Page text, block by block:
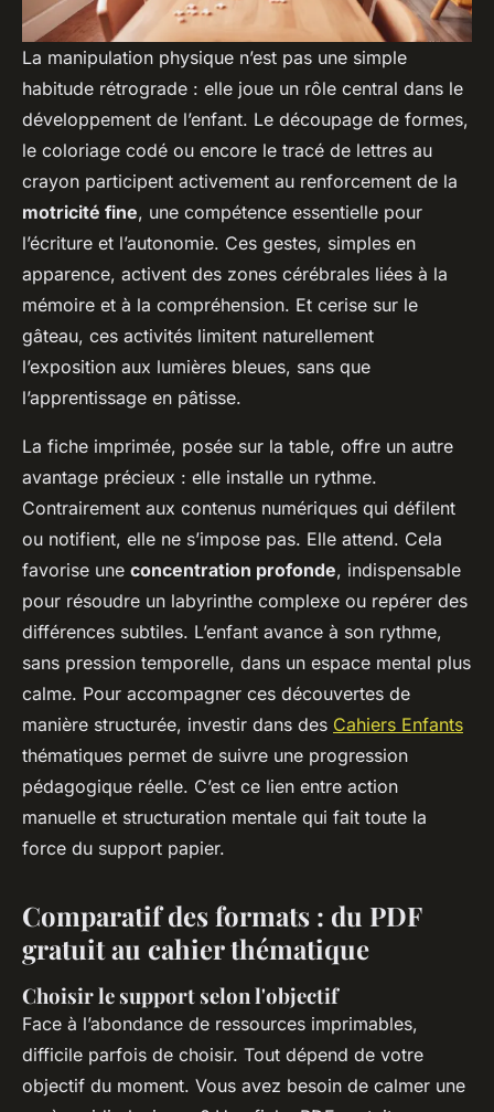
La manipulation physique n’est pas une simple
habitude rétrograde : elle joue un rôle central dans le
développement de l’enfant. Le découpage de formes,
le coloriage codé ou encore le tracé de lettres au
crayon participent activement au renforcement de la
motricité fine, une compétence essentielle pour
l’écriture et l’autonomie. Ces gestes, simples en
apparence, activent des zones cérébrales liées à la
mémoire et à la compréhension. Et cerise sur le
gâteau, ces activités limitent naturellement
l’exposition aux lumières bleues, sans que
l’apprentissage en pâtisse.
La fiche imprimée, posée sur la table, offre un autre
avantage précieux : elle installe un rythme.
Contrairement aux contenus numériques qui défilent
ou notifient, elle ne s’impose pas. Elle attend. Cela
favorise une concentration profonde, indispensable
pour résoudre un labyrinthe complexe ou repérer des
différences subtiles. L’enfant avance à son rythme,
sans pression temporelle, dans un espace mental plus
calme. Pour accompagner ces découvertes de
manière structurée, investir dans des Cahiers Enfants
thématiques permet de suivre une progression
pédagogique réelle. C’est ce lien entre action
manuelle et structuration mentale qui fait toute la
force du support papier.
Comparatif des formats : du PDF
gratuit au cahier thématique
Choisir le support selon l'objectif
Face à l’abondance de ressources imprimables,
difficile parfois de choisir. Tout dépend de votre
objectif du moment. Vous avez besoin de calmer une